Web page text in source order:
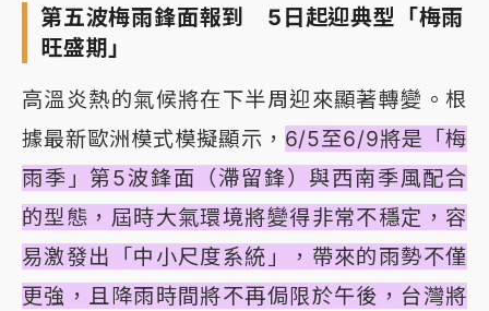
第五波梅雨鋒面報到 5日起迎典型「梅雨
旺盛期」
高溫炎熱的氣候將在下半周迎來顯著轉變。根
據最新歐洲模式模擬顯示， 6/5至6/9將是「梅
雨季」第5波鋒面（滯留鋒）與西南季風配合
的型態，屆時大氣環境將變得非常不穩定，容
易激發出「中小尺度系統」，帶來的雨勢不僅
更強，且降雨時間將不再侷限於午後，台灣將